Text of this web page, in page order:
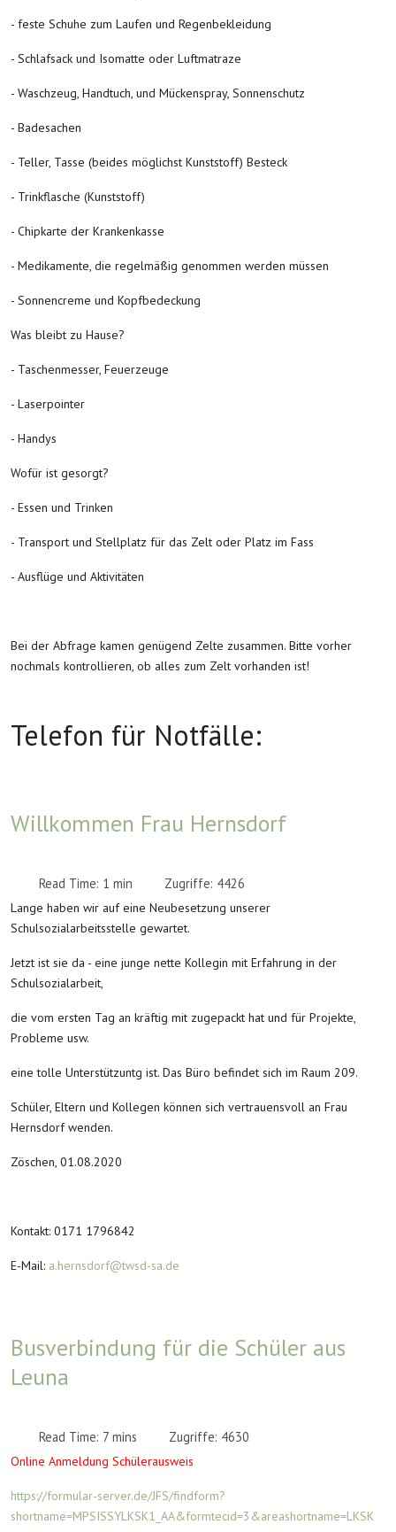
- feste Schuhe zum Laufen und Regenbekleidung
- Schlafsack und Isomatte oder Luftmatraze
- Waschzeug, Handtuch, und Mückenspray, Sonnenschutz
- Badesachen
- Teller, Tasse (beides möglichst Kunststoff) Besteck
- Trinkflasche (Kunststoff)
- Chipkarte der Krankenkasse
- Medikamente, die regelmäßig genommen werden müssen
- Sonnencreme und Kopfbedeckung
Was bleibt zu Hause?
- Taschenmesser, Feuerzeuge
- Laserpointer
- Handys
Wofür ist gesorgt?
- Essen und Trinken
- Transport und Stellplatz für das Zelt oder Platz im Fass
- Ausflüge und Aktivitäten
Bei der Abfrage kamen genügend Zelte zusammen. Bitte vorher
nochmals kontrollieren, ob alles zum Zelt vorhanden ist!
Telefon für Notfälle:
Willkommen Frau Hernsdorf
Read Time: 1 min Zugriffe: 4426
Lange haben wir auf eine Neubesetzung unserer
Schulsozialarbeitsstelle gewartet.
Jetzt ist sie da - eine junge nette Kollegin mit Erfahrung in der
Schulsozialarbeit,
die vom ersten Tag an kräftig mit zugepackt hat und für Projekte,
Probleme usw.
eine tolle Unterstützuntg ist. Das Büro befindet sich im Raum 209.
Schüler, Eltern und Kollegen können sich vertrauensvoll an Frau
Hernsdorf wenden.
Zöschen, 01.08.2020
Kontakt: 0171 1796842
E-Mail: a.hernsdorf@twsd-sa.de
Busverbindung für die Schüler aus
Leuna
Read Time: 7 mins Zugriffe: 4630
Online Anmeldung Schülerausweis
https://formular-server.de/JFS/findform?
shortname=MPSISSYLKSK1_AA&formtecid=3&areashortname=LKSK